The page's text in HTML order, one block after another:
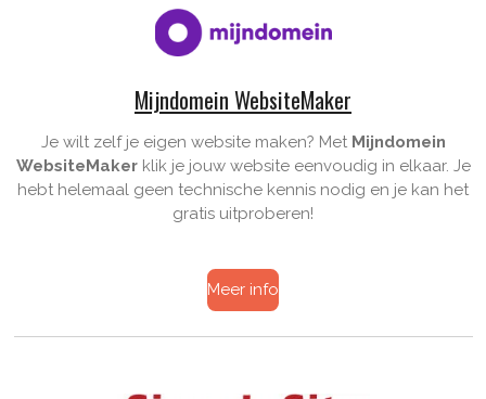
Mijndomein WebsiteMaker
Je wilt zelf je eigen website maken? Met Mijndomein
WebsiteMakerklik je jouw website eenvoudig in elkaar. Je
hebt helemaal geen technische kennis nodig en je kan het
gratis uitproberen!
Meer info